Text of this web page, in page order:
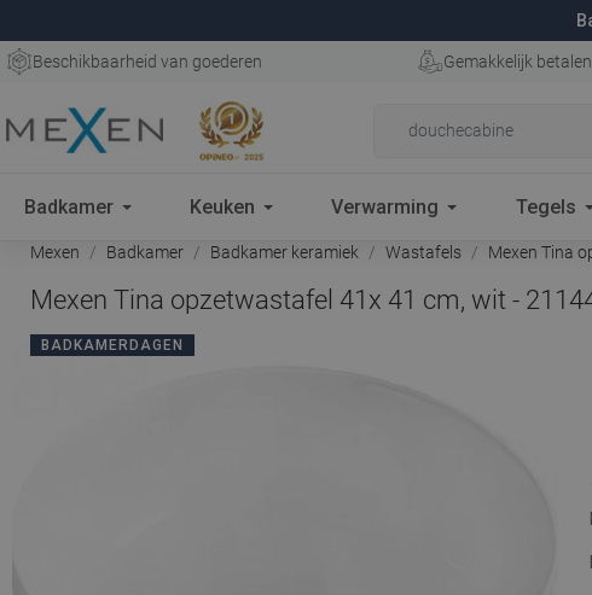
Beschikbaarheid van goederen Gemakkelijk betalen
Badkamer Keuken Verwarming Tegels
Mexen Badkamer Badkamer keramiek Wastafels Mexen Tina
Mexen Tina opzetwastafel 41x 41 cm, wit -
BADKAMERDAGEN